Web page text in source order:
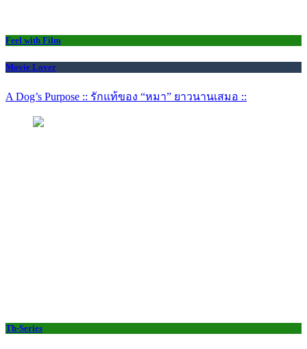
Feel with Film
Movie Lover
A Dog’s Purpose :: รักแท้ของ “หมา” ยาวนานเสมอ ::
Th-Series